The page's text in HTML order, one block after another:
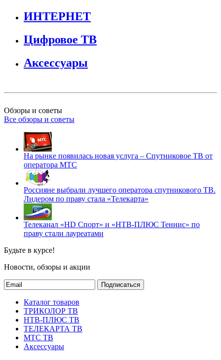
ИНТЕРНЕТ
Цифровое ТВ
Аксессуары
Обзоры и советы
Все обзоры и советы
На рынке появилась новая услуга – Спутниковое ТВ от
оператора МТС
Россияне выбрали лучшего оператора спутникового ТВ.
Лидером по праву стала «Телекарта»
Телеканал «HD Спорт» и «НТВ-ПЛЮС Теннис» по
праву стали лауреатами
Будьте в курсе!
Новости, обзоры и акции
Подписаться
Каталог товаров
ТРИКОЛОР ТВ
НТВ-ПЛЮС ТВ
ТЕЛЕКАРТА ТВ
МТС ТВ
Аксессуары